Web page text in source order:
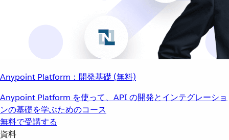
Anypoint Platform：開発基礎 (無料)
Anypoint Platform を使って、API の開発とインテグレーショ
ンの基礎を学ぶためのコース
無料で受講する
資料